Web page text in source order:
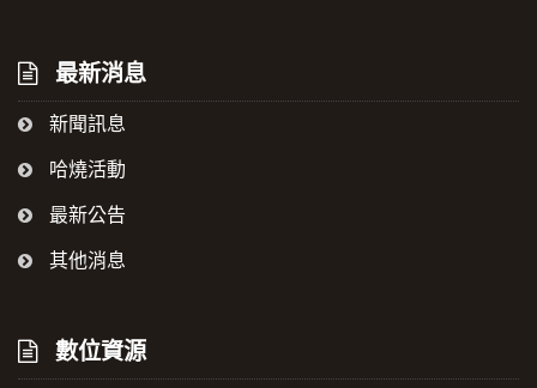
最新消息
新聞訊息
哈燒活動
最新公告
其他消息
數位資源